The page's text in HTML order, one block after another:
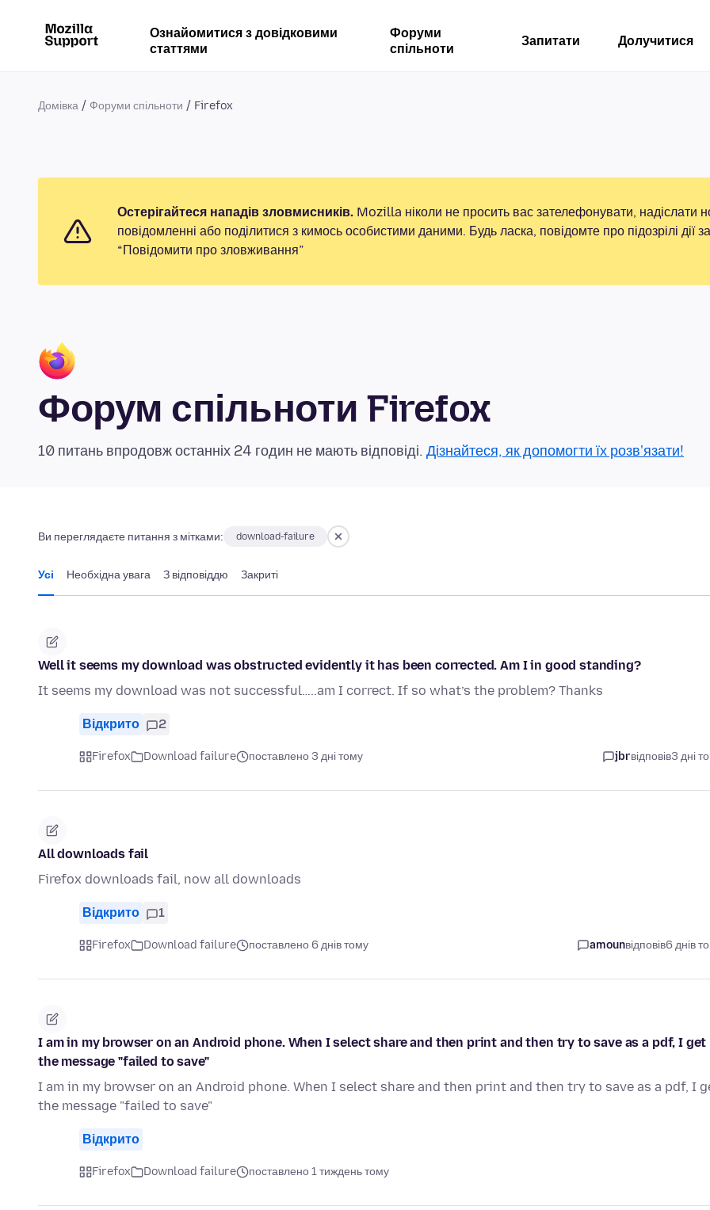
Ознайомитися з довідковими
статтями
Форуми
спільноти
Запитати Долучитися
Домівка Форуми спільноти Firefox
Остерігайтеся нападів зловмисників. Mozilla ніколи не просить вас зателефонувати, надіслати
повідомленні або поділитися з кимось особистими даними. Будь ласка, повідомте про підозрілі
“Повідомити про зловживання”
Форум спільноти Firefox
10 питань впродовж останніх 24 годин не мають відповіді. Дізнайтеся, як допомогти їх розв'язати!
Ви переглядаєте питання з мітками: download-failure
Усі Необхідна увага З відповіддю Закриті
Well it seems my download was obstructed evidently it has been corrected. Am I in good standing?
It seems my download was not successful…..am I correct. If so what’s the problem? Thanks
Відкрито 2
Firefox Download failure поставлено 3 дні тому jbrвідповів3 дні
All downloads fail
Firefox downloads fail, now all downloads
Відкрито 1
Firefox Download failure поставлено 6 днів тому amounвідповів6 днів
I am in my browser on an Android phone. When I select share and then print and then try to save as a pdf, I get
the message "failed to save"
I am in my browser on an Android phone. When I select share and then print and then try to save as a pdf, I
the message "failed to save"
Відкрито
Firefox Download failure поставлено 1 тиждень тому